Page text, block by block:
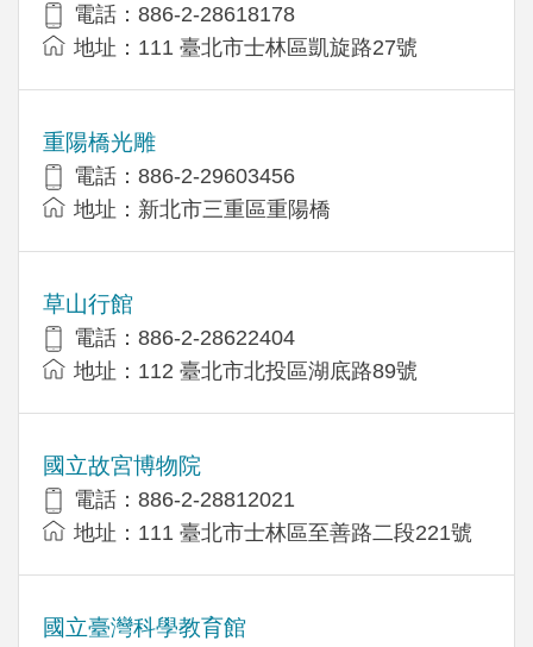
電話：886-2-28618178
地址：111 臺北市士林區凱旋路27號
重陽橋光雕
電話：886-2-29603456
地址：新北市三重區重陽橋
草山行館
電話：886-2-28622404
地址：112 臺北市北投區湖底路89號
國立故宮博物院
電話：886-2-28812021
地址：111 臺北市士林區至善路二段221號
國立臺灣科學教育館